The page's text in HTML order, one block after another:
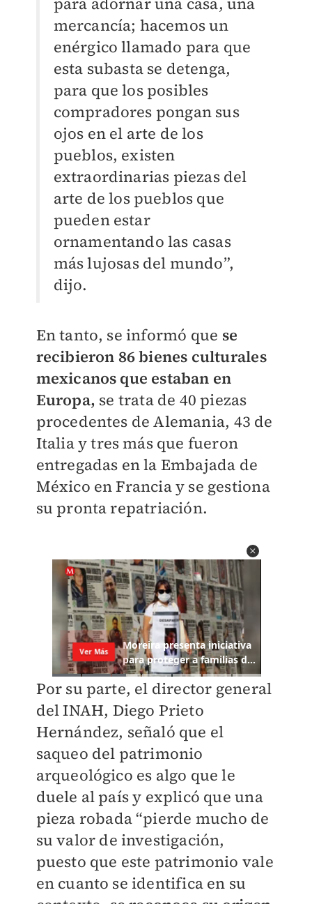
mercancía; hacemos un
enérgico llamado para que
esta subasta se detenga,
para que los posibles
compradores pongan sus
ojos en el arte de los
pueblos, existen
extraordinarias piezas del
arte de los pueblos que
pueden estar
ornamentando las casas
más lujosas del mundo”,
dijo.
En tanto, se informó que se
recibieron 86 bienes culturales
mexicanos que estaban en
Europa, se trata de 40 piezas
procedentes de Alemania, 43 de
Italia y tres más que fueron
entregadas en la Embajada de
México en Francia y se gestiona
su pronta repatriación.
Por su parte, el director general
del INAH, Diego Prieto
Hernández, señaló que el
saqueo del patrimonio
arqueológico es algo que le
duele al país y explicó que una
pieza robada “pierde mucho de
su valor de investigación,
puesto que este patrimonio vale
en cuanto se identifica en su